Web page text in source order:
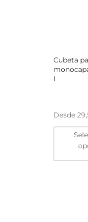
Cubeta
L
Desde